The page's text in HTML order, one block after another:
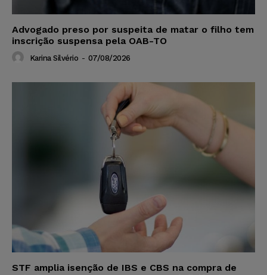
Advogado preso por suspeita de matar o filho tem
inscrição suspensa pela OAB-TO
Karina Silvério - 07/08/2026
STF amplia isenção de IBS e CBS na compra de